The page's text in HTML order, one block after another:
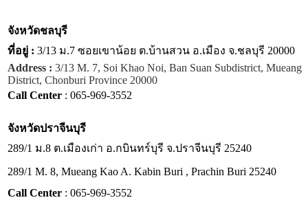
จังหวัดชลบุรี
ที่อยู่ : 3/13 ม.7 ซอยเขาน้อย ต.บ้านสวน อ.เมือง จ.ชลบุรี 20000
Address : 3/13 M. 7, Soi Khao Noi, Ban Suan Subdistrict, Mueang
District, Chonburi Province 20000
Call Center : 065-969-3552
จังหวัดปราจีนบุรี
289/1 ม.8 ต.เมืองเก่า อ.กบินทร์บุรี จ.ปราจีนบุรี 25240
289/1 M. 8, Mueang Kao A. Kabin Buri , Prachin Buri 25240
Call Center : 065-969-3552